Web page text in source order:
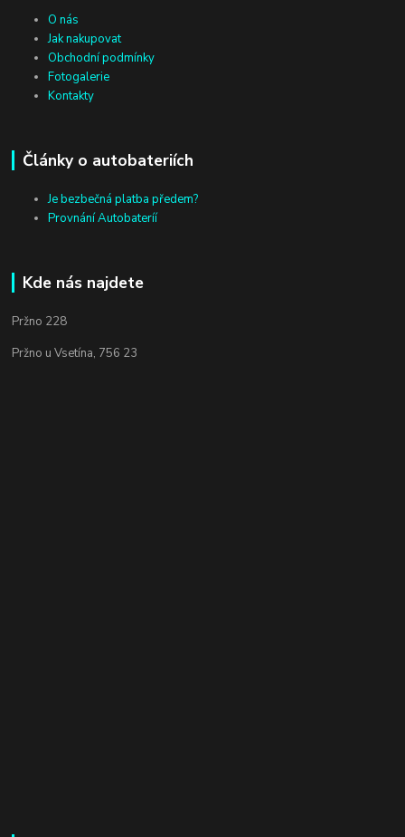
O nás
Jak nakupovat
Obchodní podmínky
Fotogalerie
Kontakty
Články o autobateriích
Je bezbečná platba předem?
Provnání Autobateríí
Kde nás najdete
Pržno 228
Pržno u Vsetína, 756 23